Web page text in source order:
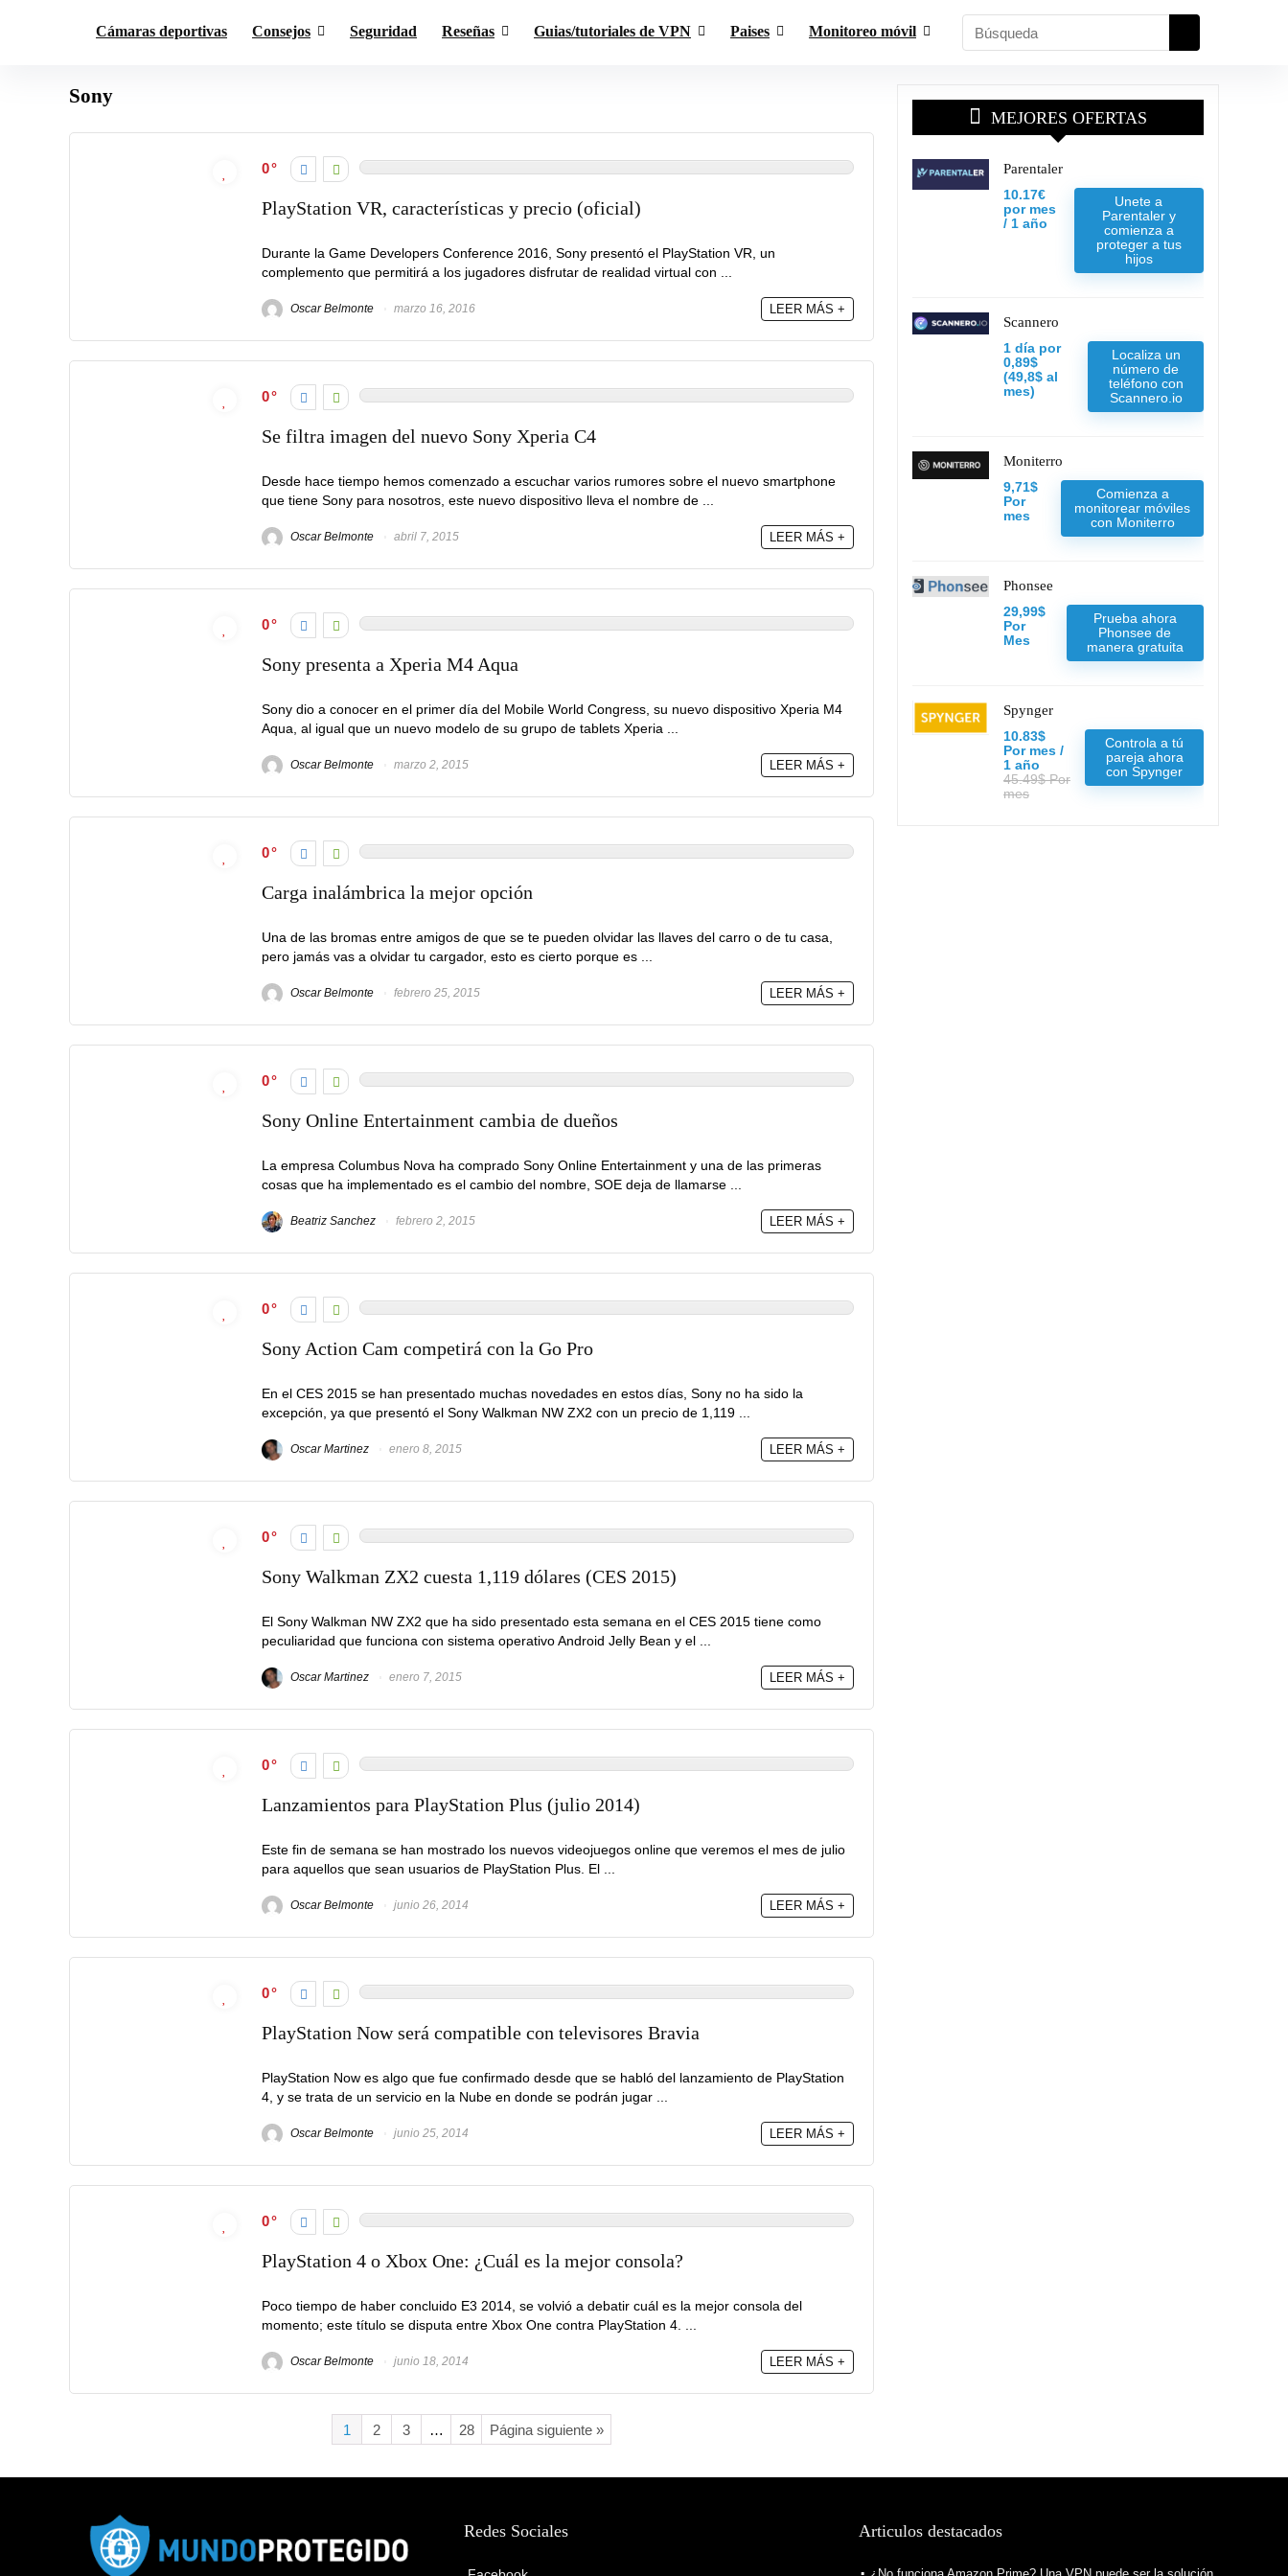
Cámaras deportivas Consejos Seguridad Reseñas Guias/tutoriales de VPN Paises Monitoreo móvil
Sony
0
PlayStation VR, características y precio (oficial)
Durante la Game Developers Conference 2016, Sony presentó el PlayStation VR, un
complemento que permitirá a los jugadores disfrutar de realidad virtual con ...
Oscar Belmonte marzo 16, 2016 LEER MÁS +
0
Se filtra imagen del nuevo Sony Xperia C4
Desde hace tiempo hemos comenzado a escuchar varios rumores sobre el nuevo smartphone
que tiene Sony para nosotros, este nuevo dispositivo lleva el nombre de ...
Oscar Belmonte abril 7, 2015 LEER MÁS +
0
Sony presenta a Xperia M4 Aqua
Sony dio a conocer en el primer día del Mobile World Congress, su nuevo dispositivo Xperia M4
Aqua, al igual que un nuevo modelo de su grupo de tablets Xperia ...
Oscar Belmonte marzo 2, 2015 LEER MÁS +
0
Carga inalámbrica la mejor opción
Una de las bromas entre amigos de que se te pueden olvidar las llaves del carro o de tu casa,
pero jamás vas a olvidar tu cargador, esto es cierto porque es ...
Oscar Belmonte febrero 25, 2015 LEER MÁS +
0
Sony Online Entertainment cambia de dueños
La empresa Columbus Nova ha comprado Sony Online Entertainment y una de las primeras
cosas que ha implementado es el cambio del nombre, SOE deja de llamarse ...
Beatriz Sanchez febrero 2, 2015 LEER MÁS +
0
Sony Action Cam competirá con la Go Pro
En el CES 2015 se han presentado muchas novedades en estos días, Sony no ha sido la
excepción, ya que presentó el Sony Walkman NW ZX2 con un precio de 1,119 ...
Oscar Martinez enero 8, 2015 LEER MÁS +
0
Sony Walkman ZX2 cuesta 1,119 dólares (CES 2015)
El Sony Walkman NW ZX2 que ha sido presentado esta semana en el CES 2015 tiene como
peculiaridad que funciona con sistema operativo Android Jelly Bean y el ...
Oscar Martinez enero 7, 2015 LEER MÁS +
0
Lanzamientos para PlayStation Plus (julio 2014)
Este fin de semana se han mostrado los nuevos videojuegos online que veremos el mes de julio
para aquellos que sean usuarios de PlayStation Plus. El ...
Oscar Belmonte junio 26, 2014 LEER MÁS +
0
PlayStation Now será compatible con televisores Bravia
PlayStation Now es algo que fue confirmado desde que se habló del lanzamiento de PlayStation
4, y se trata de un servicio en la Nube en donde se podrán jugar ...
Oscar Belmonte junio 25, 2014 LEER MÁS +
0
PlayStation 4 o Xbox One: ¿Cuál es la mejor consola?
Poco tiempo de haber concluido E3 2014, se volvió a debatir cuál es la mejor consola del
momento; este título se disputa entre Xbox One contra PlayStation 4. ...
Oscar Belmonte junio 18, 2014 LEER MÁS +
1 2 3 … 28 Página siguiente »
MEJORES OFERTAS
Parentaler
10.17€
por mes
/ 1 año
Unete a
Parentaler y
comienza a
proteger a tus
hijos
Scannero
1 día por
0,89$
(49,8$ al
mes)
Localiza un
número de
teléfono con
Scannero.io
Moniterro
9,71$
Por
mes
Comienza a
monitorear móviles
con Moniterro
Phonsee
29,99$
Por
Mes
Prueba ahora
Phonsee de
manera gratuita
Spynger
10.83$
Por mes /
1 año
45.49$ Por
mes
Controla a tú
pareja ahora
con Spynger
Redes Sociales Articulos destacados